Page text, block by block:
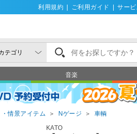
利用規約 ご利用ガイド サー
音楽
情景アイテム ＞ Nゲージ ＞
車輌
KATO